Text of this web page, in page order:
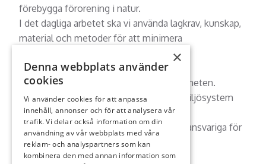
förebygga förorening i natur.
I det dagliga arbetet ska vi använda lagkrav, kunskap,
material och metoder för att minimera
Miljöhänsyn ska vara en viktig del av vår
affärsinriktning och integreras i verksamheten.
Vi utvecklar vårt eget miljöarbete och miljösystem
genom ständiga förbättringar.
Alla medarbetare är i sitt dagliga arbete ansvariga för
att miljöpolicyn följs.
×
Denna webbplats använder
cookies
Vi använder cookies för att anpassa
innehåll, annonser och för att analysera vår
trafik. Vi delar också information om din
användning av vår webbplats med våra
reklam- och analyspartners som kan
kombinera den med annan information som